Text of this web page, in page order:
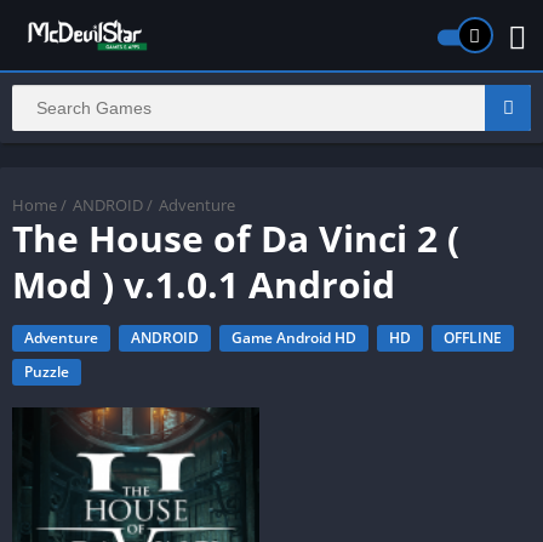
Home / ANDROID / Adventure
The House of Da Vinci 2 (
Mod ) v.1.0.1 Android
Adventure ANDROID Game Android HD HD
OFFLINE
Puzzle